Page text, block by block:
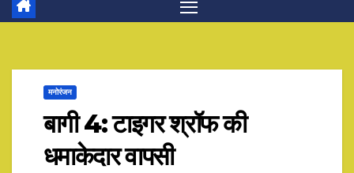
मनोरंजन
बागी 4: टाइगर श्रॉफ की
धमाकेदार वापसी